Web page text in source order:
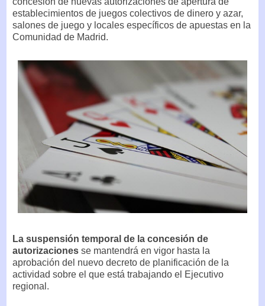
establecimientos de juegos colectivos de dinero y azar,
salones de juego y locales específicos de apuestas en la
Comunidad de Madrid.
La suspensión temporal de la concesión de
autorizaciones se mantendrá en vigor hasta la
aprobación del nuevo decreto de planificación de la
actividad sobre el que está trabajando el Ejecutivo
regional.